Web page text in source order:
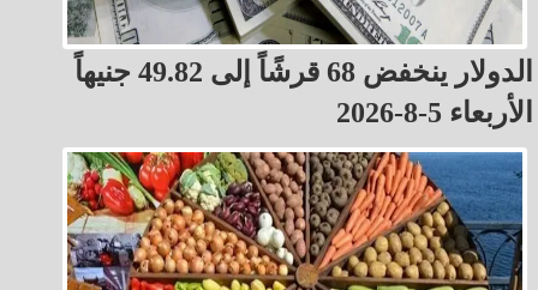
الدولار ينخفض 68 قرشًاً إلى 49.82 جنيهاً
الأربعاء 5-8-2026